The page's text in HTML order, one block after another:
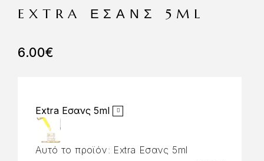
EXTRA ΕΣΑΝΣ 5ML
6.00€
Extra Εσανς 5ml
Αυτό το προϊόν: Extra Εσανς 5ml